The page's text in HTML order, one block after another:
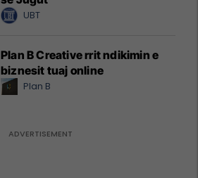
UBT
Plan B Creative rrit ndikimin e
biznesit tuaj online
Plan B